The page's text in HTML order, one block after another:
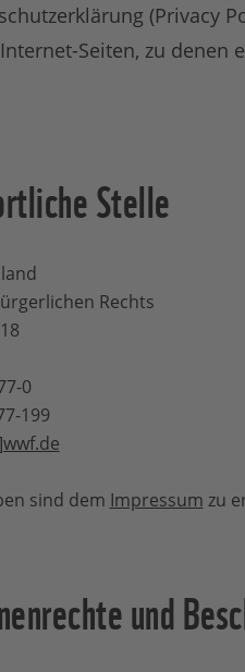
(Privacy
Seiten, zu denen
Stelle
Rechts
0
199
sind dem Impressum zu
und